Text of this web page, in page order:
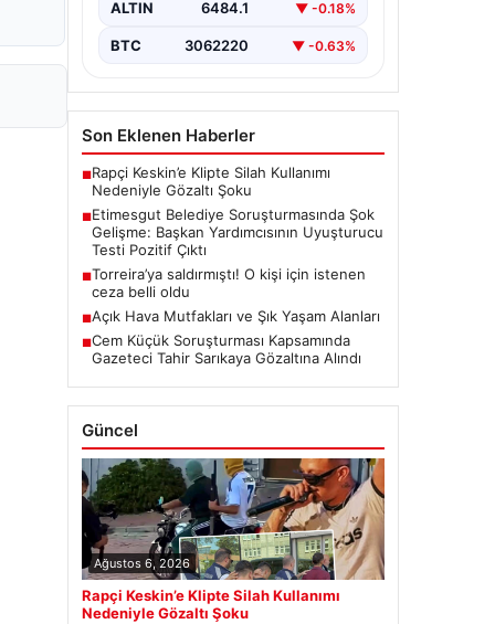
kapsamlı soruşturma, yeni ve çarpıcı
Başkan Yardımcısı…
ALTIN 6484.1 ▼ -0.18%
BTC 3062220 ▼ -0.63%
Son Eklenen Haberler
■Rapçi Keskin’e Klipte Silah Kullanımı
Nedeniyle Gözaltı Şoku
■Etimesgut Belediye Soruşturmasında Şok
Gelişme: Başkan Yardımcısının Uyuşturucu
Testi Pozitif Çıktı
■Torreira’ya saldırmıştı! O kişi için istenen
ceza belli oldu
■Açık Hava Mutfakları ve Şık Yaşam Alanları
■Cem Küçük Soruşturması Kapsamında
Gazeteci Tahir Sarıkaya Gözaltına Alındı
Güncel
Ağustos 6, 2026
Rapçi Keskin’e Klipte Silah Kullanımı
Nedeniyle Gözaltı Şoku